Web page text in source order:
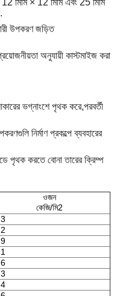
12 মিমি × 12 মিমি এবং 25 মিমি
উপকরণ জড়িত
অনুযায়ী কাস্টমাইজ করা
ভগ্নাংশে পৃথক করে,পরবর্তী
নির্মাণ প্রকল্পে ব্যবহারের
পৃথক করতে বোনা তারের ক্রিম্প
ওজন
কেজি/মি2